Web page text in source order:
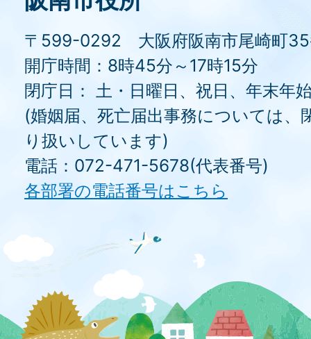
〒599-0292 大阪府阪南市尾崎町35
開庁時間：8時45分～17時15分
閉庁日： 土・日曜日、祝日、年末年
(婚姻届、死亡届出事務については、
り扱いしています)
電話：072-471-5678(代表番号)
各部署の電話番号はこちら